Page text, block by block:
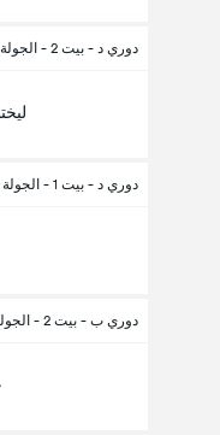
دوري د - بيت 2 - الجولة 1
دوري د - بيت 1 - الجولة 1
دوري ب - بيت 2 - الجولة 1